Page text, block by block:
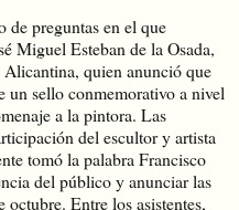
de preguntas en el que
Miguel Esteban de la Osada,
quien anunció que
un sello conmemorativo a nivel
a la pintora. Las
del escultor y artista
tomó la palabra Francisco
del público y anunciar las
Entre los asistentes,